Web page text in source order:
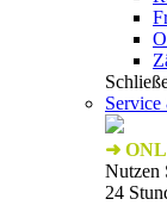
➜
Nutzen
24